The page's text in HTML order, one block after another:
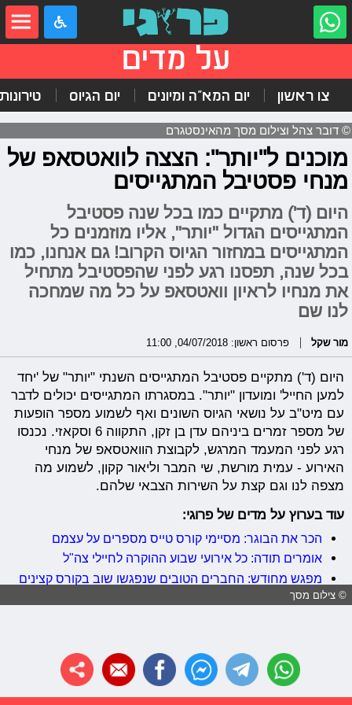
על מדים
צו ראשון יום המא"ה ומיונים יום הגיוס
© דובר צהל וצילום מסך מהאינסטגרם
מוכנים ל"יותר": הצצה לוואטסאפ של
מנחי פסטיבל המתגייסים
היום (ד') מתקיים כמו בכל שנה פסטיבל
המתגייסים הגדול "יותר", אליו מוזמנים כל
המתגייסים במחזור הגיוס הקרוב! גם אנחנו, כמו
בכל שנה, תפסנו רגע לפני שהפסטיבל מתחיל
את מנחיו לראיון וואטסאפ על כל מה שמחכה
לנו שם
מור שקל פרסום ראשון: 04/07/2018, 11:00
היום (ד') מתקיים פסטיבל המתגייסים השנתי "יותר" של 'יחד
למען החייל' ומועדון "יותר". במסגרתו המתגייסים יכולים לדבר
עם מיט"ב על נושאי הגיוס השונים ואף לשמוע מספר הופעות
של מספר זמרים ביניהם עדן בן זקן, התקווה 6 וסקאזי. נכנסו
רגע לפני המעמד המרגש, לקבוצת הוואטסאפ של מנחי
האירוע - עמית מורשת, שי המבר וליאור קקון, לשמוע מה
מצפה לנו וגם קצת על השירות הצבאי שלהם.
עוד בערוץ על מדים של פרוגי:
הכר את הבוגר: מסיימי קורס טייס מספרים על עצמם
אומרים תודה: כל אירועי שבוע ההוקרה לחיילי צה"ל
מפגש מחודש: החברים הטובים שנפגשו שוב בקורס קצינים
© צילום מסך